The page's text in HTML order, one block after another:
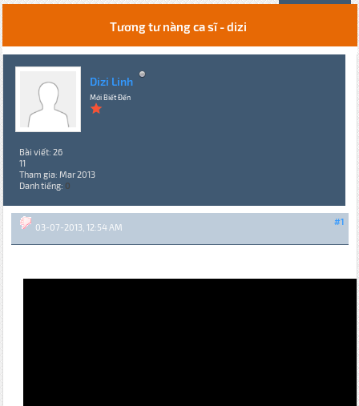
Tương tư nàng ca sĩ - dizi
Dizi Linh
Mới Biết Đến
Bài viết: 26
11
Tham gia: Mar 2013
Danh tiếng: 0
#1
03-07-2013, 12:54 AM